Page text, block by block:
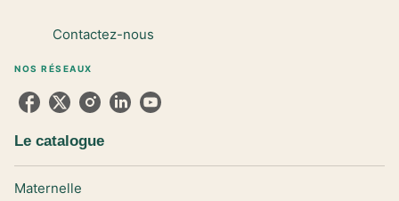
Contactez-nous
NOS RÉSEAUX
Le catalogue
Maternelle